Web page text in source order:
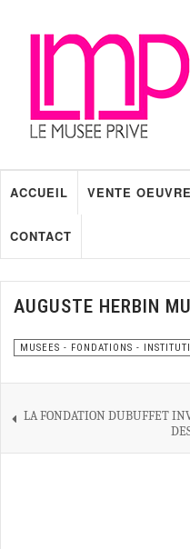
ACCUEIL VENTE
CONTACT
AUGUSTE HERBIN
MUSEES - FONDATIONS -
LA FONDATION DUBUFFET